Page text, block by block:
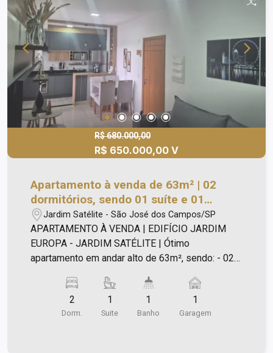
R$ 680.000,00
R$ 650.000,00 V
Apartamento à venda de 63m² | 02
dormitórios, sendo 01 suíte e 01
garagem | Edifício Jardim Europa -
Jardim Satélite | São José dos
Campos |
Jardim Satélite - São José dos Campos/SP
APARTAMENTO À VENDA | EDIFÍCIO JARDIM
EUROPA - JARDIM SATÉLITE | Ótimo
apartamento em andar alto de 63m², sendo: - 02
com box e gabinete; - Sala ampla com iluminação;
- Sacada gourmet; - Cozinha americana planejada;
- Área de serviço; - 01 vaga de garagem.
2
Dorm.
1
Suite
1
Banho
1
Garagem